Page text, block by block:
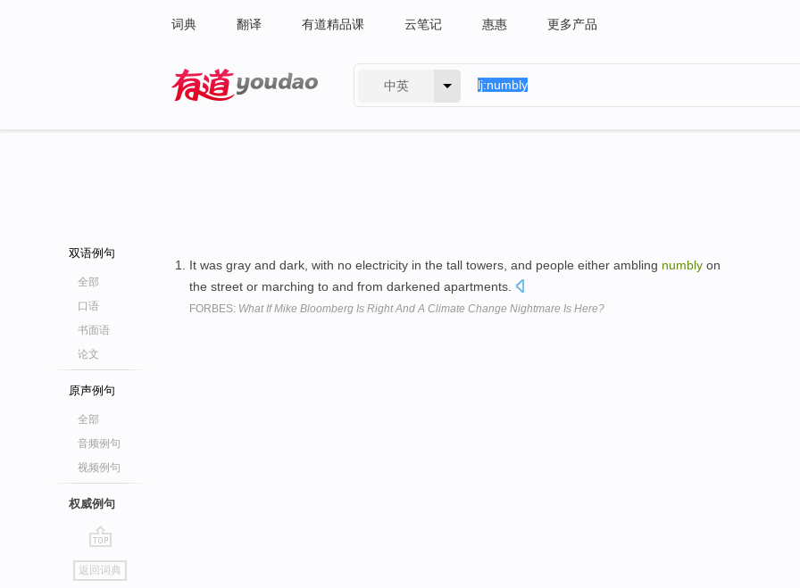
词典 翻译 有道精品课 云笔记 惠惠 更多产品
中英
双语例句
全部
口语
书面语
论文
原声例句
全部
音频例句
视频例句
权威例句
go
top
返回词典
It was gray and dark, with no electricity in the tall towers, and people either ambling numbly on
the street or marching to and from darkened apartments.
FORBES: What If Mike Bloomberg Is Right And A Climate Change Nightmare Is Here?